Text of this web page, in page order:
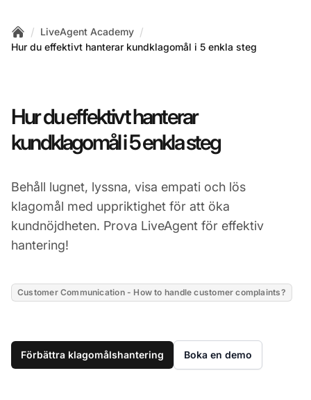
Home
/ LiveAgent Academy /
Hur du effektivt hanterar kundklagomål i 5 enkla steg
Hur du effektivt hanterar
kundklagomål i 5 enkla steg
Behåll lugnet, lyssna, visa empati och lös
klagomål med uppriktighet för att öka
kundnöjdheten. Prova LiveAgent för effektiv
hantering!
Customer Communication - How to handle customer complaints?
Förbättra klagomålshantering Boka en demo